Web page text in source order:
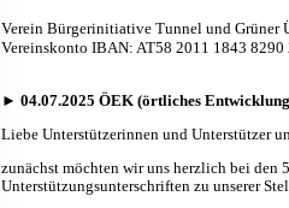
Verein Bürgerinitiative Tunnel und Grüner
Vereinskonto IBAN: AT58 2011 1843
► 04.07.2025 ÖEK (örtliches
Liebe Unterstützerinnen und Unterstützer
zunächst möchten wir uns herzlich bei den
Unterstützungsunterschriften zu unserer